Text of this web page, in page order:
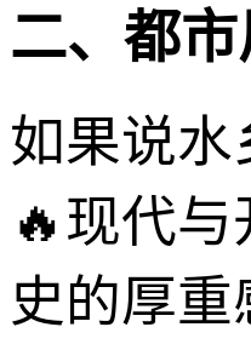
二、都
如果说
🔥现代
史的厚